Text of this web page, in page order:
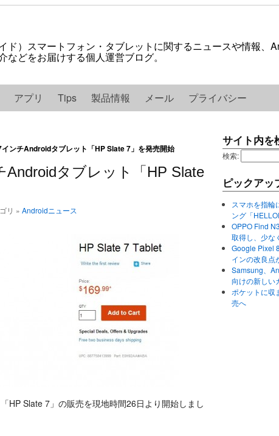
ド）スマートフォン・タブレットに関するニュースや情報、
どをお届けする個人運営ブログ。
アプリ Tips 製品情報 メール プライバシー
ンチAndroidタブレット「HP Slate 7」を発売開始
Androidタブレット「HP Slate
リ » Androidニュース
HP Slate 7」の販売を現地時間26日より開始しまし
サイト内を
検索:
ピックアッ
スマホを指輪
ング「
OPPO Find
取得し、少な
Google Pixel
インの改良点
Samsung、
向けの新しい
ポケットに収
売へ